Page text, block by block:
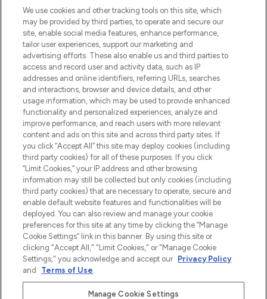
Bądź pierwszą osobą, która dowie się o
najnowszych produktach, od niszowych i
uznanych marek, sezonowych trendach i
otrzyma ekskluzywne artykuły redakcyjne
z Sunday Supplement.
Zgoda na pliki cookie
Do Not Sell or Share My Personal
Information
POMOC & INFORMACJE
WAŻNE INFORMACJE
O LOOKFANTASTIC
We use cookies and other tracking tools on this site, which
may be provided by third parties, to operate and secure our
site, enable social media features, enhance performance,
tailor user experiences, support our marketing and
advertising efforts. These also enable us and third parties to
access and record user and activity data, such as IP
addresses and online identifiers, referring URLs, searches
and interactions, browser and device details, and other
usage information, which may be used to provide enhanced
functionality and personalized experiences, analyze and
improve performance, and reach users with more relevant
content and ads on this site and across third party sites. If
you click “Accept All” this site may deploy cookies (including
third party cookies) for all of these purposes. If you click
“Limit Cookies,” your IP address and other browsing
information may still be collected but only cookies (including
third party cookies) that are necessary to operate, secure and
enable default website features and functionalities will be
deployed. You can also review and manage your cookie
preferences for this site at any time by clicking the “Manage
Cookie Settings” link in this banner. By using this site or
clicking "Accept All," "Limit Cookies," or "Manage Cookie
Settings," you acknowledge and accept our Privacy Policy
and
Terms of Use.
Manage Cookie Settings